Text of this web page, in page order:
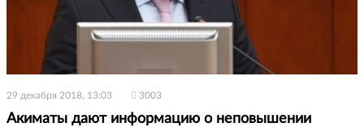
29 декабря 2018, 13:03 3003
Акиматы дают информацию о неповышении